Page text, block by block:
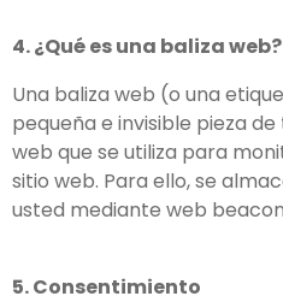
4. ¿Qué es una baliza web?
Una baliza web (o una
pequeña e invisible pieza
web que se utiliza para
sitio web. Para ello, se
usted mediante web
5. Consentimiento